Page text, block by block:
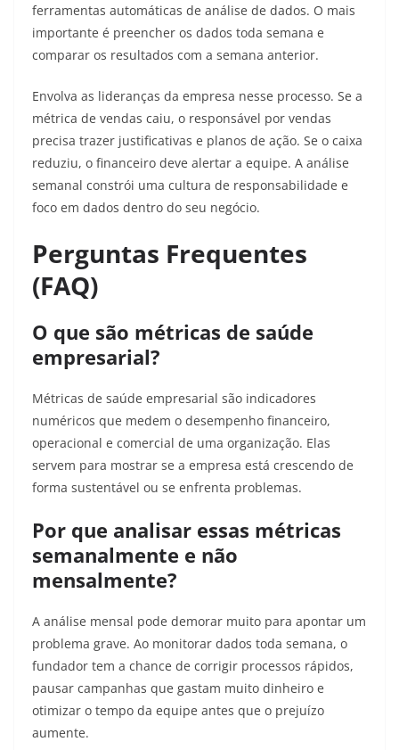
ferramentas automáticas de análise de dados. O mais
importante é preencher os dados toda semana e
comparar os resultados com a semana anterior.
Envolva as lideranças da empresa nesse processo. Se a
métrica de vendas caiu, o responsável por vendas
precisa trazer justificativas e planos de ação. Se o caixa
reduziu, o financeiro deve alertar a equipe. A análise
semanal constrói uma cultura de responsabilidade e
foco em dados dentro do seu negócio.
Perguntas Frequentes
(FAQ)
O que são métricas de saúde
empresarial?
Métricas de saúde empresarial são indicadores
numéricos que medem o desempenho financeiro,
operacional e comercial de uma organização. Elas
servem para mostrar se a empresa está crescendo de
forma sustentável ou se enfrenta problemas.
Por que analisar essas métricas
semanalmente e não
mensalmente?
A análise mensal pode demorar muito para apontar um
problema grave. Ao monitorar dados toda semana, o
fundador tem a chance de corrigir processos rápidos,
pausar campanhas que gastam muito dinheiro e
otimizar o tempo da equipe antes que o prejuízo
aumente.